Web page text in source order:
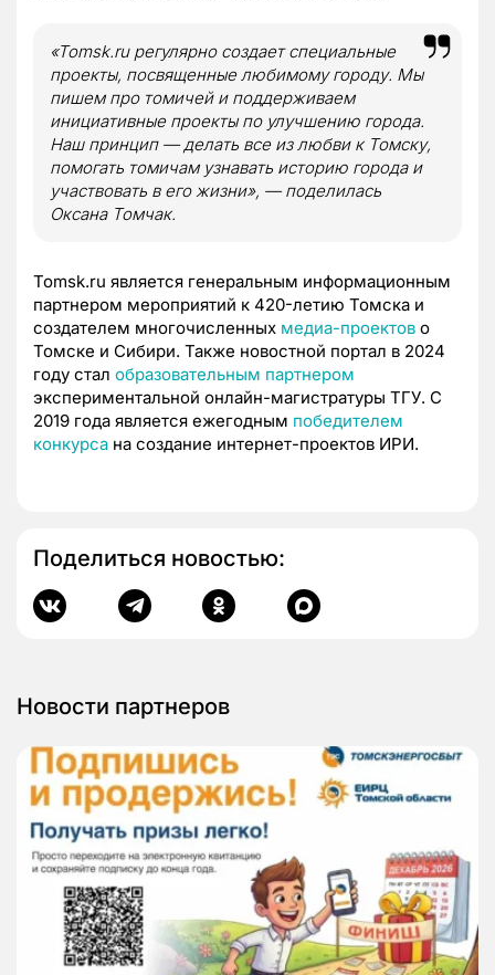
«Tomsk.ru регулярно создает специальные
проекты, посвященные любимому городу. Мы
пишем про томичей и поддерживаем
инициативные проекты по улучшению города.
Наш принцип — делать все из любви к Томску,
помогать томичам узнавать историю города и
участвовать в его жизни», — поделилась
Оксана Томчак.
Tomsk.ru является генеральным информационным
партнером мероприятий к 420-летию Томска и
создателем многочисленных медиа-проектов о
Томске и Сибири. Также новостной портал в 2024
году стал образовательным партнером
экспериментальной онлайн-магистратуры ТГУ. С
2019 года является ежегодным победителем
конкурса на создание интернет-проектов ИРИ.
Поделиться новостью:
Новости партнеров